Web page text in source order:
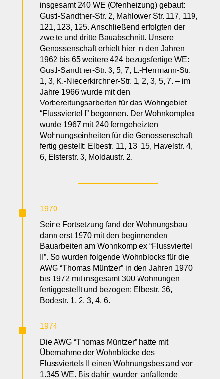
insgesamt 240 WE (Ofenheizung) gebaut:
Gustl-Sandtner-Str. 2, Mahlower Str. 117, 119,
121, 123, 125. Anschließend erfolgten der
zweite und dritte Bauabschnitt. Unsere
Genossenschaft erhielt hier in den Jahren
1962 bis 65 weitere 424 bezugsfertige WE:
Gustl-Sandtner-Str. 3, 5, 7, L.-Herrmann-Str.
1, 3, K.-Niederkirchner-Str. 1, 2, 3, 5, 7. – im
Jahre 1966 wurde mit den
Vorbereitungsarbeiten für das Wohngebiet
“Flussviertel I” begonnen. Der Wohnkomplex
wurde 1967 mit 240 ferngeheizten
Wohnungseinheiten für die Genossenschaft
fertig gestellt: Elbestr. 11, 13, 15, Havelstr. 4,
6, Elsterstr. 3, Moldaustr. 2.
^
1970
Seine Fortsetzung fand der Wohnungsbau
dann erst 1970 mit den beginnenden
Bauarbeiten am Wohnkomplex “Flussviertel
II”. So wurden folgende Wohnblocks für die
AWG “Thomas Müntzer” in den Jahren 1970
bis 1972 mit insgesamt 300 Wohnungen
fertiggestellt und bezogen: Elbestr. 36,
Bodestr. 1, 2, 3, 4, 6.
^
1974
Die AWG “Thomas Müntzer” hatte mit
Übernahme der Wohnblöcke des
Flussviertels II einen Wohnungsbestand von
1.345 WE. Bis dahin wurden anfallende